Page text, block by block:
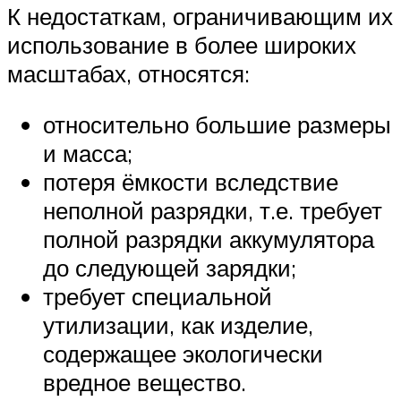
К недостаткам, ограничивающим их
использование в более широких
масштабах, относятся:
относительно большие размеры
и масса;
потеря ёмкости вследствие
неполной разрядки, т.е. требует
полной разрядки аккумулятора
до следующей зарядки;
требует специальной
утилизации, как изделие,
содержащее экологически
вредное вещество.